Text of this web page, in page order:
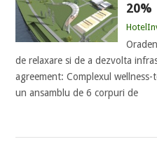
20%
de relaxare si de a dezvolta
agreement: Complexul
un ansamblu de 6 corpuri de